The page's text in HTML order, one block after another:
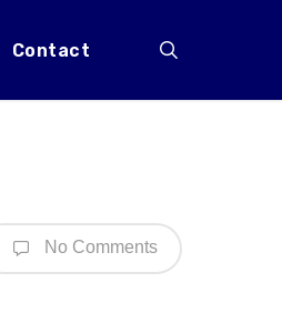
Contact
No Comments